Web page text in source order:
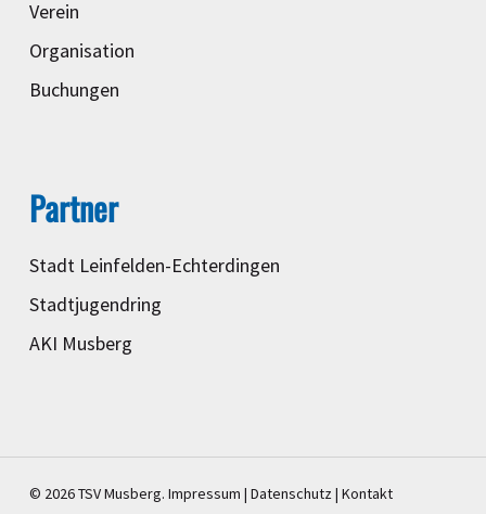
Verein
Organisation
Buchungen
Partner
Stadt Leinfelden-Echterdingen
Stadtjugendring
AKI Musberg
© 2026 TSV Musberg. Impressum | Datenschutz| Kontakt